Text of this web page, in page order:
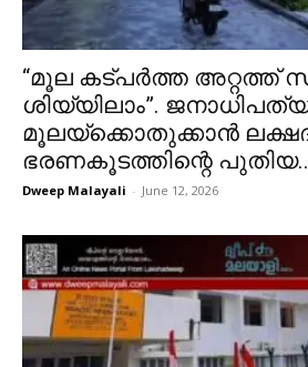
“മൂല കട്പർത്ത അറ്റത്ത്
ശിയ്യിലാം”.
മൂലയ്ക്കൊതുക്കാൻ
ഭരണകൂടത്തിന്റെ
Dweep Malayali - June 12, 2026